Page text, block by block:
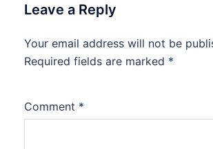
Leave a Reply
Your email address will not be
Required fields are marked *
Comment *